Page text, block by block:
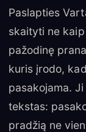
Paslapties
skaityti ne
pažodinę
kuris įrodo,
pasakojama.
tekstas:
pradžią ne